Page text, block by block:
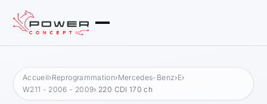
Accueil›Reprogrammation›Mercedes-Benz›E›
W211 - 2006 - 2009› 220 CDI 170 ch